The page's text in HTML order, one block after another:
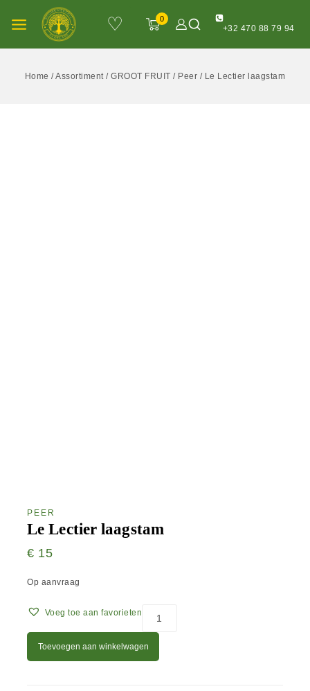
♡ 0
+32 470 88 79 94
Home /Assortiment / GROOT FRUIT / Peer / Le Lectier laagstam
PEER
Le Lectier laagstam
€ 15
Op aanvraag
Voeg toe aan favorieten
Toevoegen aan winkelwagen